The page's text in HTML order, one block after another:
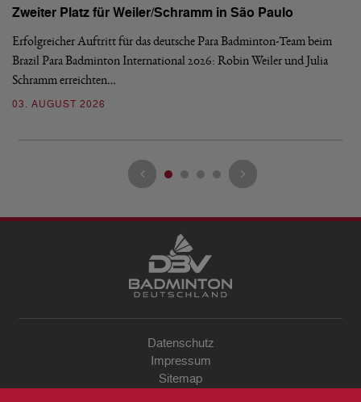
Zweiter Platz für Weiler/Schramm in São Paulo
Erfolgreicher Auftritt für das deutsche Para Badminton-Team beim
Brazil Para Badminton International 2026: Robin Weiler und Julia
Schramm erreichten…
03. AUGUST 2026
Datenschutz
Impressum
Sitemap